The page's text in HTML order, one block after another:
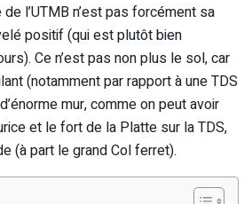
l’UTMB n’est pas forcément sa
positif (qui est plutôt bien
Ce n’est pas non plus le sol, car
(notamment par rapport à une TDS
mur, comme on peut avoir
et le fort de la Platte sur la TDS,
(à part le grand Col ferret).